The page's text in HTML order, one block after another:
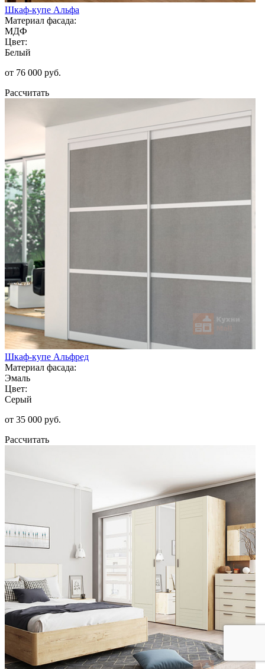
Шкаф-купе Альфа
Материал фасада:
МДФ
Цвет:
Белый
от 76 000 руб.
Рассчитать
Шкаф-купе Альфред
Материал фасада:
Эмаль
Цвет:
Серый
от 35 000 руб.
Рассчитать